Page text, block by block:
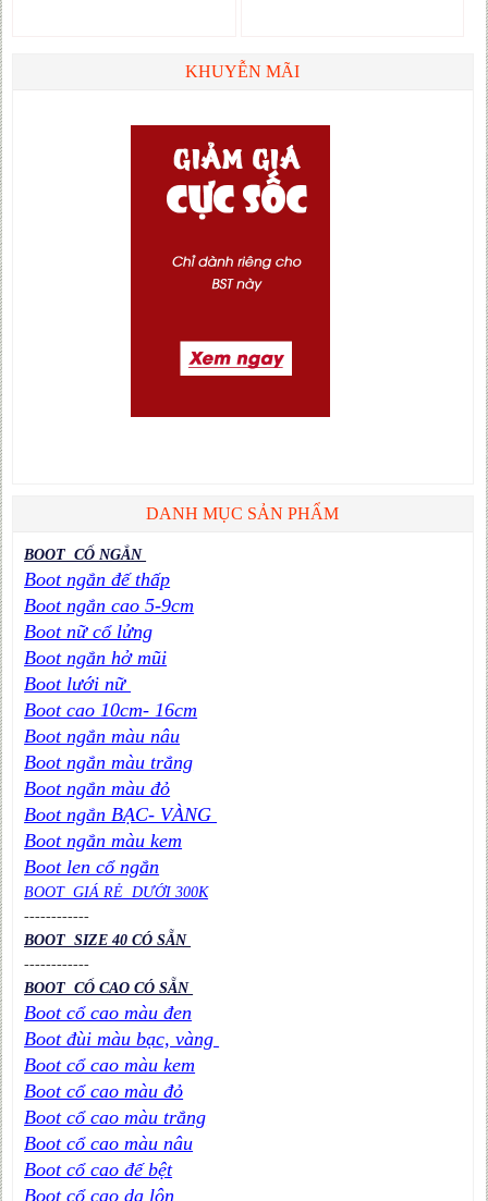
KHUYỄN MÃI
DANH MỤC SẢN PHẨM
BOOT CỔ NGẮN
Boot ngắn đế thấp
Boot ngắn cao 5-9cm
Boot nữ cổ lửng
Boot ngắn hở mũi
Boot lưới nữ
Boot cao 10cm- 16cm
Boot ngắn màu nâu
Boot ngắn màu trắng
Boot ngắn màu đỏ
Boot ngắn BẠC- VÀNG
Boot ngắn màu kem
Boot len cổ ngắn
BOOT GIÁ RẺ DƯỚI 300K
------------
BOOT SIZE 40 CÓ SẴN
------------
BOOT CỔ CAO CÓ SẴN
Boot cổ cao màu đen
Boot đùi màu bạc, vàng
Boot cổ cao màu kem
Boot cổ cao màu đỏ
Boot cổ cao màu trắng
Boot cổ cao màu nâu
Boot cổ cao đế bệt
Boot cổ cao da lộn